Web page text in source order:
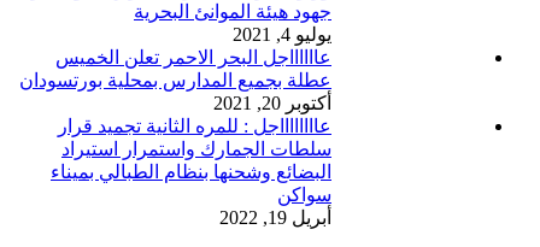
جهود هيئة الموانئ البحرية
يوليو 4, 2021
عااااااجل البحر الاحمر تعلن الخميس
عطلة بجميع المدارس بمحلية بورتسودان
أكتوبر 20, 2021
عااااااااجل : للمره الثانية تجميد قرار
سلطات الجمارك واستمرار استيراد
البضائع وشحنها بنظام الطبالي بميناء
سواكن
أبريل 19, 2022